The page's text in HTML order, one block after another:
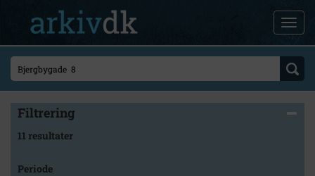
Filtrering
11 resultater
Periode